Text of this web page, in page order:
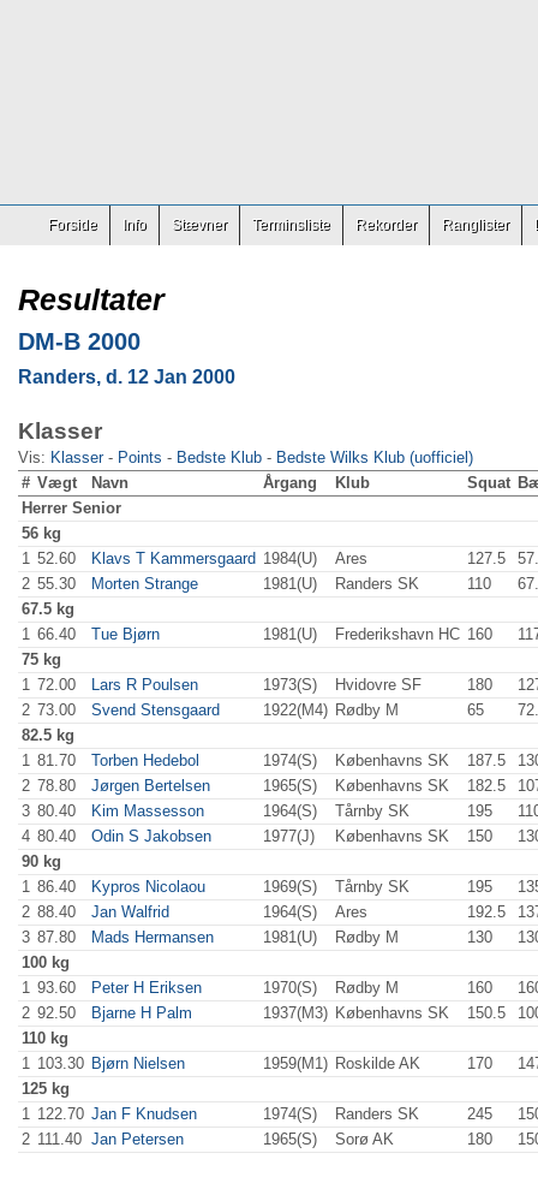
Forside Info Stævner Terminsliste Rekorder Ranglister
Resultater
DM-B 2000
Randers, d. 12 Jan 2000
Klasser
Vis: Klasser- Points - Bedste Klub - Bedste Wilks Klub (uofficiel)
# Vægt Navn Årgang Klub Squat
Herrer Senior
56 kg
1 52.60 Klavs T Kammersgaard 1984(U) Ares 127.5
2 55.30 Morten Strange 1981(U) Randers SK 110
67.5 kg
1 66.40 Tue Bjørn 1981(U) Frederikshavn HC 160
75 kg
1 72.00 Lars R Poulsen 1973(S) Hvidovre SF 180
2 73.00 Svend Stensgaard 1922(M4) Rødby M 65
82.5 kg
1 81.70 Torben Hedebol 1974(S) Københavns SK 187.5
2 78.80 Jørgen Bertelsen 1965(S) Københavns SK 182.5
3 80.40 Kim Massesson 1964(S) Tårnby SK 195
4 80.40 Odin S Jakobsen 1977(J) Københavns SK 150
90 kg
1 86.40 Kypros Nicolaou 1969(S) Tårnby SK 195
2 88.40 Jan Walfrid 1964(S) Ares 192.5
3 87.80 Mads Hermansen 1981(U) Rødby M 130
100 kg
1 93.60 Peter H Eriksen 1970(S) Rødby M 160
2 92.50 Bjarne H Palm 1937(M3) Københavns SK 150.5
110 kg
1 103.30 Bjørn Nielsen 1959(M1) Roskilde AK 170
125 kg
1 122.70 Jan F Knudsen 1974(S) Randers SK 245
2 111.40 Jan Petersen 1965(S) Sorø AK 180